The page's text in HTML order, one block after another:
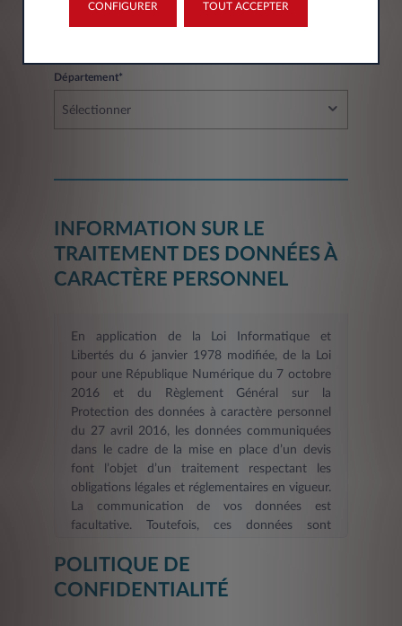
Département*
Sélectionner
INFORMATION SUR LE
TRAITEMENT DES DONNÉES À
CARACTÈRE PERSONNEL
En application de la Loi Informatique et
Libertés du 6 janvier 1978 modifiée, de la Loi
pour une République Numérique du 7 octobre
2016 et du Règlement Général sur la
Protection des données à caractère personnel
du 27 avril 2016, les données communiquées
dans le cadre de la mise en place d’un devis
font l’objet d’un traitement respectant les
obligations légales et réglementaires en vigueur.
La communication de vos données est
facultative. Toutefois, ces données sont
d’information et/ou de devis en ligne. La durée
de validité des informations fournies est de six
POLITIQUE DE
CONFIDENTIALITÉ
CONFIGURER TOUT ACCEPTER